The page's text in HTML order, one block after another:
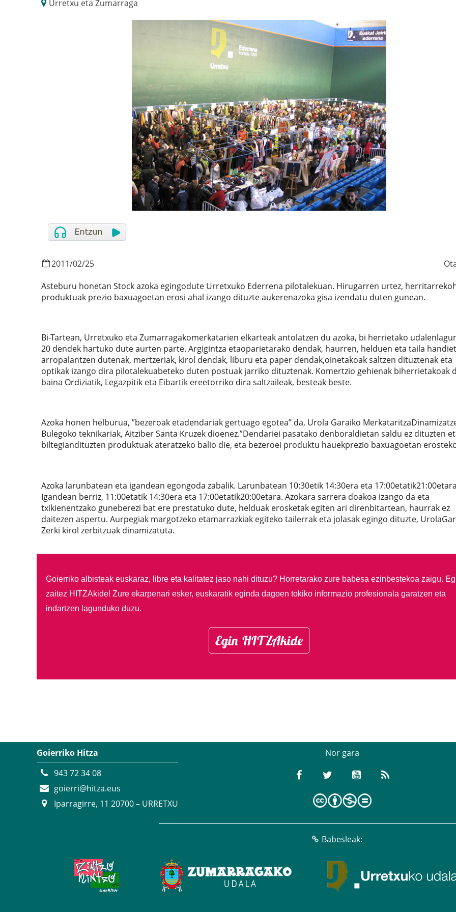
Urretxu eta Zumarraga
2011/02/25
Asteburu honetan Stock azoka egingodute Urretxuko Ederrena pilotalekuan. Hirugarren urtez,
produktuak prezio baxuagoetan erosi ahal izango dituzte aukerenazoka gisa izendatu duten gunean.
Bi-Tartean, Urretxuko eta Zumarragakomerkatarien elkarteak antolatzen du azoka, bi herrietako
20 dendek hartuko dute aurten parte. Argigintza etaoparietarako dendak, haurren, helduen eta taila
arropalantzen dutenak, mertzeriak, kirol dendak, liburu eta paper dendak,oinetakoak saltzen dituztenak eta
optikak izango dira pilotalekuabeteko duten postuak jarriko dituztenak. Komertzio gehienak biherrietakoak
baina Ordiziatik, Legazpitik eta Eibartik ereetorriko dira saltzaileak, besteak beste.
Azoka honen helburua, ”bezeroak etadendariak gertuago egotea” da, Urola Garaiko
Bulegoko teknikariak, Aitziber Santa Kruzek dioenez.”Dendariei pasatako denboraldietan saldu ez dituzten
biltegiandituzten produktuak ateratzeko balio die, eta bezeroei produktu hauekprezio baxuagoetan
Azoka larunbatean eta igandean egongoda zabalik. Larunbatean 10:30etik 14:30era eta
Igandean berriz, 11:00etatik 14:30era eta 17:00etatik20:00etara. Azokara sarrera doakoa izango da eta
txikienentzako guneberezi bat ere prestatuko dute, helduak erosketak egiten ari direnbitartean, haurrak ez
daitezen aspertu. Aurpegiak margotzeko etamarrazkiak egiteko tailerrak eta jolasak egingo dituzte,
Zerki kirol zerbitzuak dinamizatuta.
Goierriko albisteak euskaraz, libre eta kalitatez jaso nahi dituzu? Horretarako zure babesa ezinbestekoa zaigu.
zaitez HITZAkide! Zure ekarpenari esker, euskaratik eginda dagoen tokiko informazio profesionala garatzen eta
indartzen lagunduko duzu.
Egin HITZAkide
Goierriko Hitza
943 72 34 08
goierri@hitza.eus
Iparragirre, 11 20700 – URRETXU
Nor gara
Babesleak: